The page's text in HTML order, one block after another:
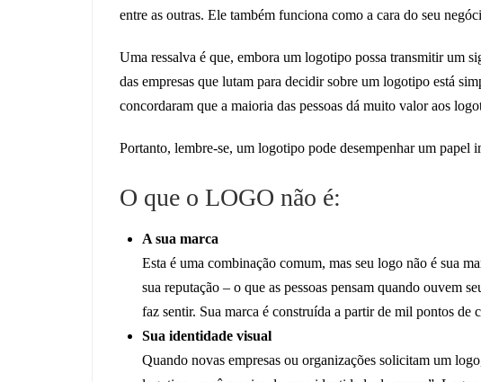
entre as outras. Ele também funciona como a cara do seu
Uma ressalva é que, embora um logotipo possa transmitir um
das empresas que lutam para decidir sobre um logotipo está
concordaram que a maioria das pessoas dá muito valor aos
Portanto, lembre-se, um logotipo pode desempenhar um papel
O que o LOGO não é:
A sua marca
Esta é uma combinação comum, mas seu logo não é sua
sua reputação – o que as pessoas pensam quando ouvem
faz sentir. Sua marca é construída a partir de mil pontos
Sua identidade visual
Quando novas empresas ou organizações solicitam um